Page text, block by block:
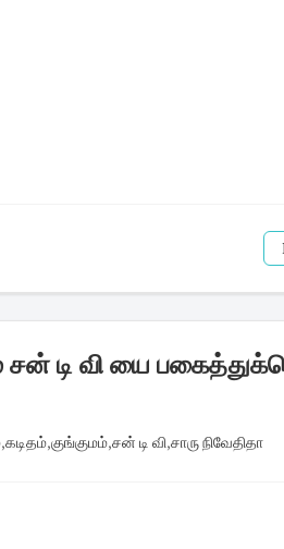
சன் டி வி யை
,கடிதம்,குங்குமம்,சன் டி வி,சாரு நிவேதிதா